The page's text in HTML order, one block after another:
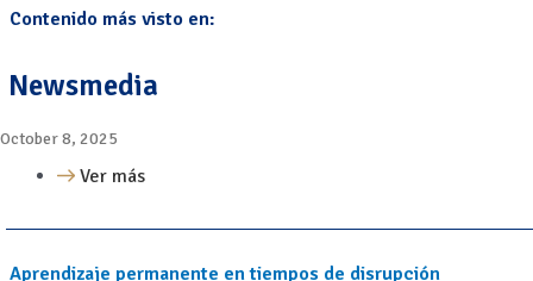
Contenido más visto en:
Newsmedia
October 8, 2025
Ver más
Aprendizaje permanente en tiempos de disrupción